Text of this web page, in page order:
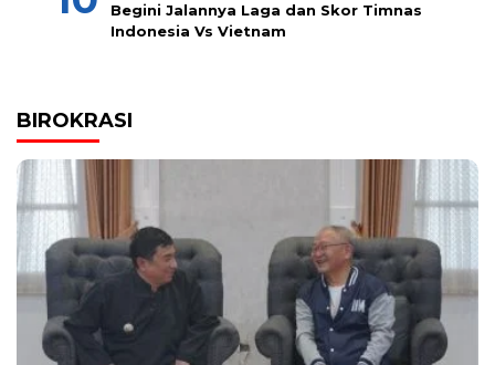
Begini Jalannya Laga dan Skor Timnas
Indonesia Vs Vietnam
BIROKRASI